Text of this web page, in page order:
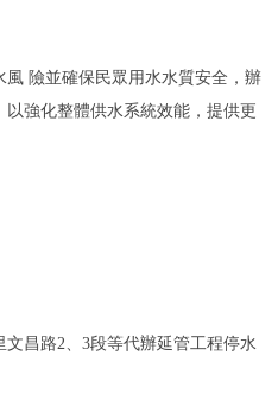
險並確保民眾用水水質安全，辦
強化整體供水系統效能，提供更
昌路2、3段等代辦延管工程停水